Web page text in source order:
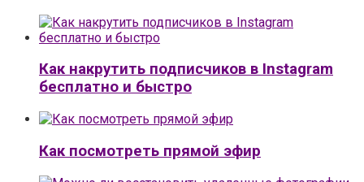
Как накрутить подписчиков в Instagram
бесплатно и быстро
Как посмотреть прямой эфир